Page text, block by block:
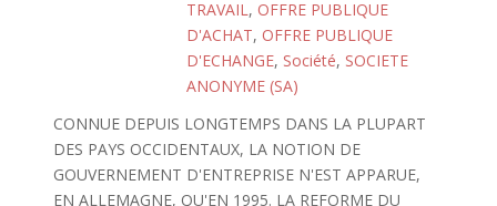
TRAVAIL, OFFRE PUBLIQUE
D'ACHAT, OFFRE PUBLIQUE
D'ECHANGE, Société, SOCIETE
ANONYME (SA)
CONNUE DEPUIS LONGTEMPS DANS LA PLUPART
DES PAYS OCCIDENTAUX, LA NOTION DE
GOUVERNEMENT D'ENTREPRISE N'EST APPARUE,
EN ALLEMAGNE, QU'EN 1995. LA REFORME DU